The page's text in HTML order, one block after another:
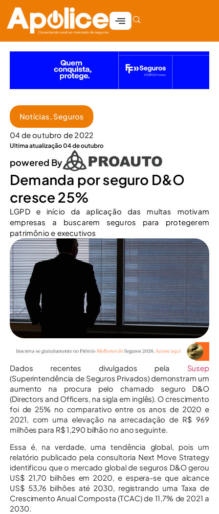
Notícias, Seguros
04 de outubro de 2022
Ultima atualização 04 de outubro
powered By
Demanda por seguro D&O
cresce 25%
LGPD e início da aplicação das multas motivam
empresas a buscarem seguros para protegerem
patrimônio e executivos
Dados recentes divulgados pela Susep
(Superintendência de Seguros Privados) demonstram um
aumento na procura pelo chamado seguro D&O
(Directors and Officers, na sigla em inglês). O crescimento
foi de 25% no comparativo entre os anos de 2020 e
2021, com uma elevação na arrecadação de R$ 969
milhões para R$ 1,290 bilhão no ano seguinte.
Essa é, na verdade, uma tendência global, pois um
relatório publicado pela consultoria Next Move Strategy
identificou que o mercado global de seguros D&O gerou
US$ 21,70 bilhões em 2020, e espera-se que alcance
US$ 53,76 bilhões até 2030, registrando uma Taxa de
Crescimento Anual Composta (TCAC) de 11,7% de 2021 a
2030.